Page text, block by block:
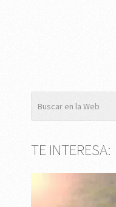
TE INTERESA: